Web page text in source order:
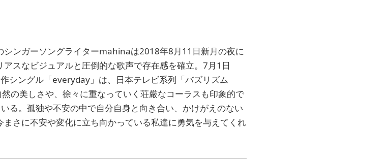
シンガーソングライターmahinaは2018年8月11日新月の夜に
スなビジュアルと圧倒的な歌声で存在感を確立。7月1日
シングル「everyday」は、日本テレビ系列「バズリズム
の美しさや、徐々に重なっていく荘厳なコーラスも印象的で
る。孤独や不安の中で自分自身と向き合い、かけがえのない
さに不安や変化に立ち向かっている私達に勇気を与えてくれ